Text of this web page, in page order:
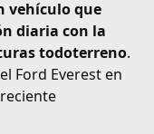
vehículo que
diaria con la
todoterreno.
Ford Everest en